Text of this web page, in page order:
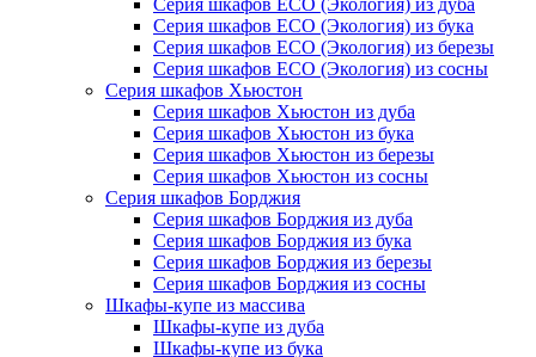
Серия шкафов ECO (Экология) из дуба
Серия шкафов ECO (Экология) из бука
Серия шкафов ECO (Экология) из березы
Серия шкафов ECO (Экология) из сосны
Серия шкафов Хьюстон
Серия шкафов Хьюстон из дуба
Серия шкафов Хьюстон из бука
Серия шкафов Хьюстон из березы
Серия шкафов Хьюстон из сосны
Серия шкафов Борджия
Серия шкафов Борджия из дуба
Серия шкафов Борджия из бука
Серия шкафов Борджия из березы
Серия шкафов Борджия из сосны
Шкафы-купе из массива
Шкафы-купе из дуба
Шкафы-купе из бука